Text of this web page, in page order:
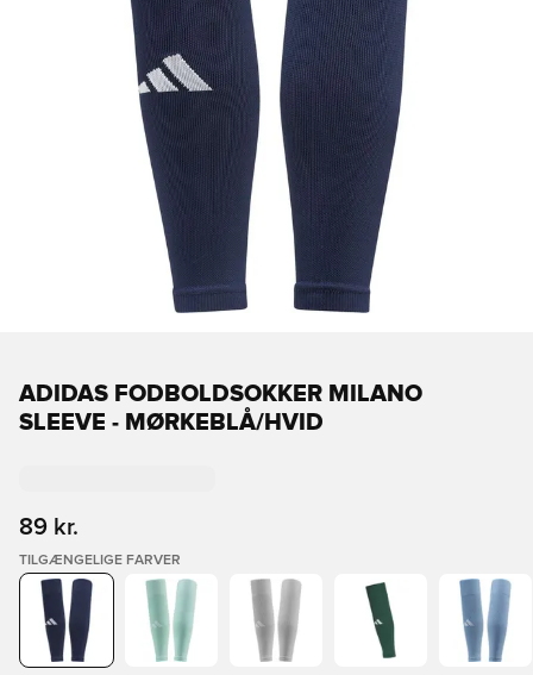
ADIDAS FODBOLDSOKKER MILANO
SLEEVE - MØRKEBLÅ/HVID
89 kr.
TILGÆNGELIGE FARVER